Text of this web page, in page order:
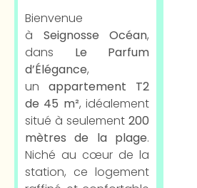
Bienvenue
à Seignosse Océan,
dans Le Parfum
d’Élégance,
un appartement T2
de 45 m², idéalement
situé à seulement 200
mètres de la plage.
Niché au cœur de la
station, ce logement